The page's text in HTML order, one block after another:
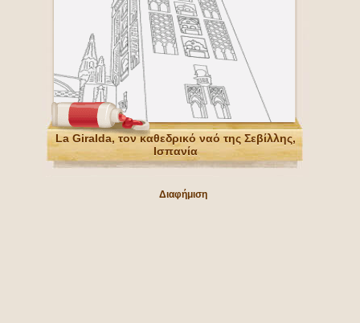
La Giralda, τον καθεδρικό ναό της Σεβίλλης,
Ισπανία
Διαφήμιση